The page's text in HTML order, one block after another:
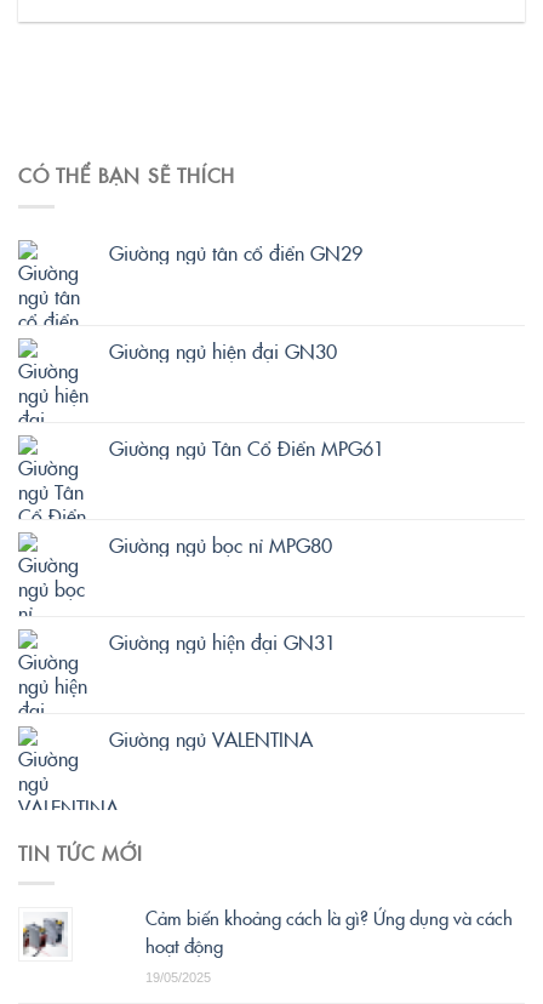
CÓ THỂ BẠN SẼ THÍCH
Giường ngủ tân cổ điển GN29
Giường ngủ hiện đại GN30
Giường ngủ Tân Cổ Điển MPG61
Giường ngủ bọc nỉ MPG80
Giường ngủ hiện đại GN31
Giường ngủ VALENTINA
TIN TỨC MỚI
Cảm biến khoảng cách là gì? Ứng dụng và cách
hoạt động
19/05/2025